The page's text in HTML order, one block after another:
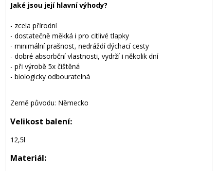
Jaké jsou její hlavní výhody?
- zcela přírodní
- dostatečně měkká i pro citlivé tlapky
- minimální prašnost, nedráždí dýchací cesty
- dobré absorbční vlastnosti, vydrží i několik dní
- při výrobě 5x čištěná
- biologicky odbouratelná
Země původu: Německo
Velikost balení:
12,5l
Materiál: